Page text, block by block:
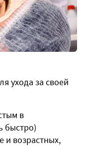
ухода за своей
в
быстро)
и возрастных,